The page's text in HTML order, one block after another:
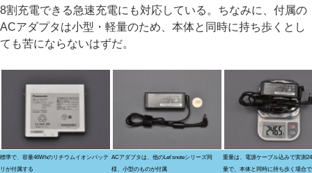
8割充電できる急速充電にも対応している。ちなみに、付属の
ACアダプタは小型・軽量のため、本体と同時に持ち歩くとし
ても苦にならないはずだ。
標準で、容量46Whのリチウムイオンバッテ
リが付属する
ACアダプタは、他のLet'snoteシリーズ同
様、小型のものが付属
重量は、電源ケーブル込みで実測
量で、本体と同時に持ち歩く場合